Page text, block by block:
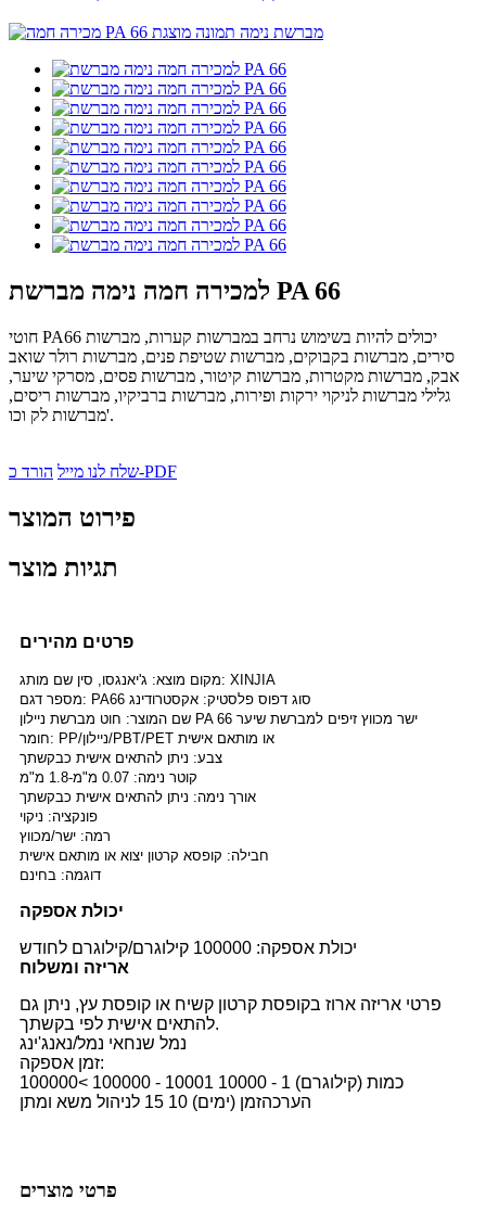
למכירה חמה נימה מברשת PA 66
חוטי PA66 יכולים להיות בשימוש נרחב במברשות קערות, מברשות
סירים, מברשות בקבוקים, מברשות שטיפת פנים, מברשות רולר שואב
אבק, מברשות מקטרות, מברשות קיטור, מברשות פסים, מסרקי שיער,
גלילי מברשות לניקוי ירקות ופירות, מברשות ברביקיו, מברשות ריסים,
מברשות לק וכו'.
שלח לנו מיילהורד כ-PDF
פירוט המוצר
תגיות מוצר
פרטים מהירים
מקום מוצא: ג'יאנגסו, סין שם מותג: XINJIA
מספר דגם: PA66 סוג דפוס פלסטיק: אקסטרודינג
שם המוצר: חוט מברשת ניילון PA 66 ישר מכווץ זיפים למברשת שיער
חומר: PP/ניילון/PBT/PET או מותאם אישית
צבע: ניתן להתאים אישית כבקשתך
קוטר נימה: 0.07 מ"מ-1.8 מ"מ
אורך נימה: ניתן להתאים אישית כבקשתך
פונקציה: ניקוי
רמה: ישר/מכווץ
חבילה: קופסא קרטון יצוא או מותאם אישית
דוגמה: בחינם
יכולת אספקה
יכולת אספקה: 100000 קילוגרם/קילוגרם לחודש
אריזה ומשלוח
פרטי אריזה ארוז בקופסת קרטון קשיח או קופסת עץ, ניתן גם
להתאים אישית לפי בקשתך.
נמל שנחאי נמל/נאנג'ינג
זמן אספקה:
כמות (קילוגרם) 1 - 10000 10001 - 100000 >100000
הערכהזמן (ימים) 10 15 לניהול משא ומתן
פרטי מוצרים